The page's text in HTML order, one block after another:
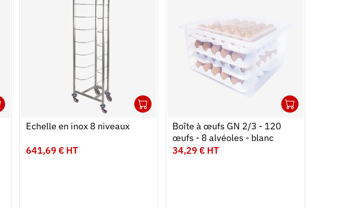
Echelle en inox 8 niveaux
641,69 € HT
Boîte à œufs GN 2/3 - 120
œufs - 8 alvéoles - blanc
34,29 € HT